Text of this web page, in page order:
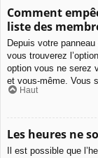
Comment
liste des
Depuis votre
vous trouverez l’option
option vous ne serez
et vous-même. Vous
Haut
Les heures ne
Il est possible que